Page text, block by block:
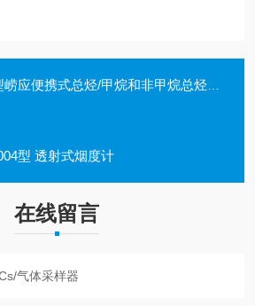
应便携式总烃/甲烷和非甲烷总烃监测仪A型
型 透射式烟度计
在线留言